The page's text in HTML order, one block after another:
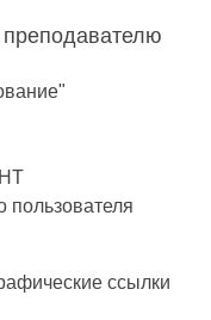
преподавателю
пользователя
ссылки